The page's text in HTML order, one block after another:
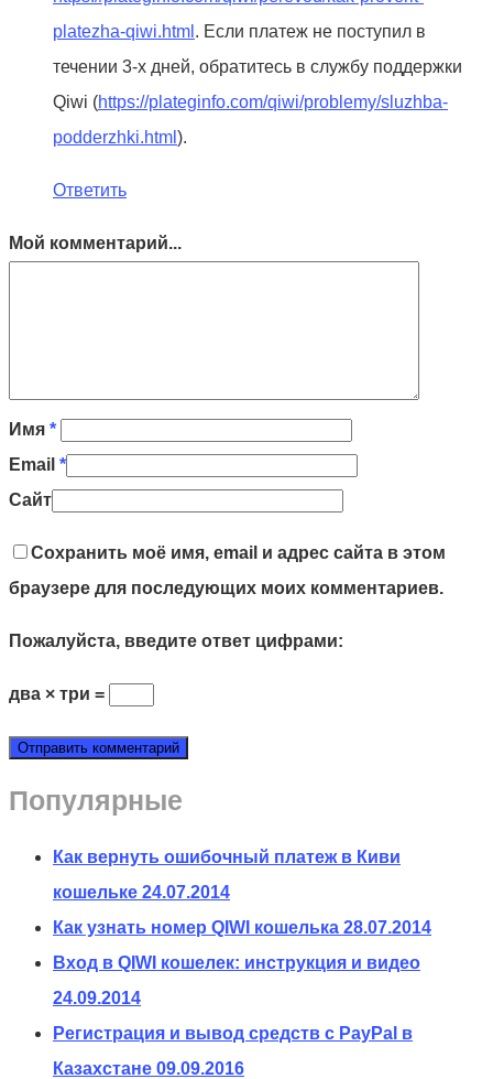
platezha-qiwi.html . Если платеж не поступил в
течении 3-х дней, обратитесь в службу поддержки
Qiwi (https://plateginfo.com/qiwi/problemy/sluzhba-
podderzhki.html ).
Ответить
Мой комментарий...
Имя *
Email *
Сайт
Сохранить моё имя, email и адрес сайта в этом
браузере для последующих моих комментариев.
Пожалуйста, введите ответ цифрами:
два × три =
Популярные
Как вернуть ошибочный платеж в Киви
кошельке 24.07.2014
Как узнать номер QIWI кошелька 28.07.2014
Вход в QIWI кошелек: инструкция и видео
24.09.2014
Регистрация и вывод средств с PayPal в
Казахстане 09.09.2016